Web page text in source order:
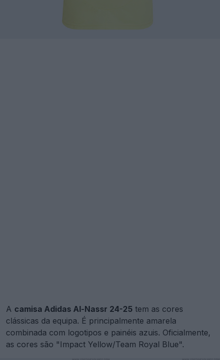
A camisa Adidas Al-Nassr 24-25 tem as cores
clássicas da equipa. É principalmente amarela
combinada com logotipos e painéis azuis. Oficialmente,
as cores são "Impact Yellow/Team Royal Blue".